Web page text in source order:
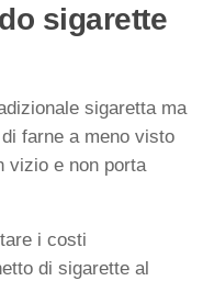
sigarette
sigaretta ma
farne a meno visto
vizio e non porta
i costi
di sigarette al